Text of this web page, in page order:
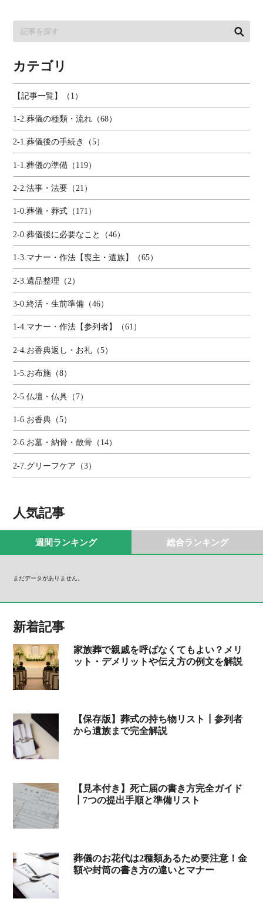
人気記事
週間ランキング 総合ランキング
まだデータがありません。
新着記事
家族葬で親戚を呼ばなくてもよい？メリ
ット・デメリットや伝え方の例文を解説
【保存版】葬式の持ち物リスト┃参列者
から遺族まで完全解説
【見本付き】死亡届の書き方完全ガイド
┃7つの提出手順と準備リスト
葬儀のお花代は2種類あるため要注意！金
額や封筒の書き方の違いとマナー
カテゴリ
【記事一覧】（1）
1-2.葬儀の種類・流れ（68）
2-1.葬儀後の手続き（5）
1-1.葬儀の準備（119）
2-2.法事・法要（21）
1-0.葬儀・葬式（171）
2-0.葬儀後に必要なこと（46）
1-3.マナー・作法【喪主・遺族】（65）
2-3.遺品整理（2）
3-0.終活・生前準備（46）
1-4.マナー・作法【参列者】（61）
2-4.お香典返し・お礼（5）
1-5.お布施（8）
2-5.仏壇・仏具（7）
1-6.お香典（5）
2-6.お墓・納骨・散骨（14）
2-7.グリーフケア（3）